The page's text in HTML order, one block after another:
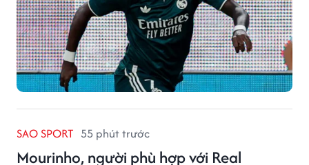
SAO SPORT 55 phút trước
Mourinho, người phù hợp với Real